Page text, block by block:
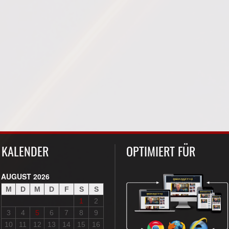
KALENDER
AUGUST 2026
M D M D F S
S
1
2
3
4 5 6 7 8
9
10
11 12 13 14 15 16
OPTIMIERT FÜR